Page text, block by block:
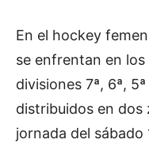
En el hockey
se enfrentan en
divisiones 7ª, 6ª,
distribuidos en dos
jornada del sábado